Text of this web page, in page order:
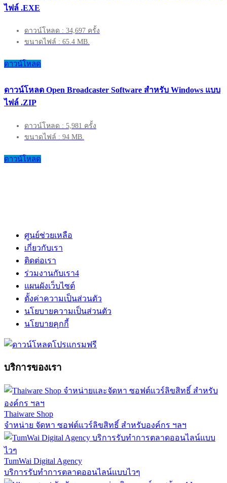
ไฟล์ .EXE
ดาวน์โหลด : 34,697 ครั้ง
ขนาดไฟล์ : 65.4 MB.
ดาวน์โหลด
ดาวน์โหลด Open Broadcaster Software สำหรับ Windows แบบ
ไฟล์ .ZIP
ดาวน์โหลด : 5,981 ครั้ง
ขนาดไฟล์ : 94 MB.
ดาวน์โหลด
ศูนย์ช่วยเหลือ
เกี่ยวกับเรา
ติดต่อเรา
ร่วมงานกับเรา4
แผนผังเว็บไซต์
ตั้งค่าความเป็นส่วนตัว
นโยบายความเป็นส่วนตัว
นโยบายคุกกี้
บริการของเรา
Thaiware Shop
จำหน่าย จัดหา ซอฟต์แวร์ลิขสิทธิ์ สำหรับองค์กร ฯลฯ
TumWai Digital Agency
บริการรับทำการตลาดออนไลน์แบบไวๆ